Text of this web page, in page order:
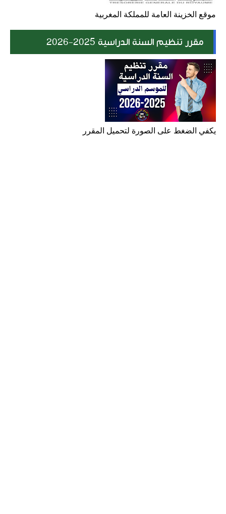
موقع الخزينة العامة للمملكة المغربية
مقرر تنظيم السنة الدراسية 2025-2026
يكفي الضغط على الصورة لتحميل المقرر